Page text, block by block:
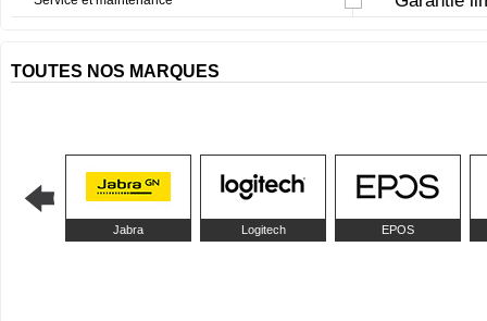
TOUTES NOS MARQUES
Jabra Logitech EPOS